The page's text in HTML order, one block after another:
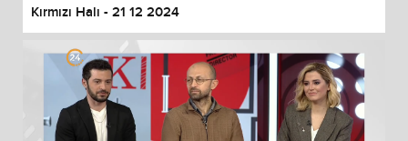
Kırmızı Halı - 21 12 2024